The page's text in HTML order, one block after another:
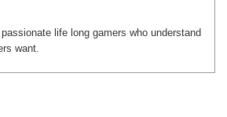
life long gamers who understand
want.